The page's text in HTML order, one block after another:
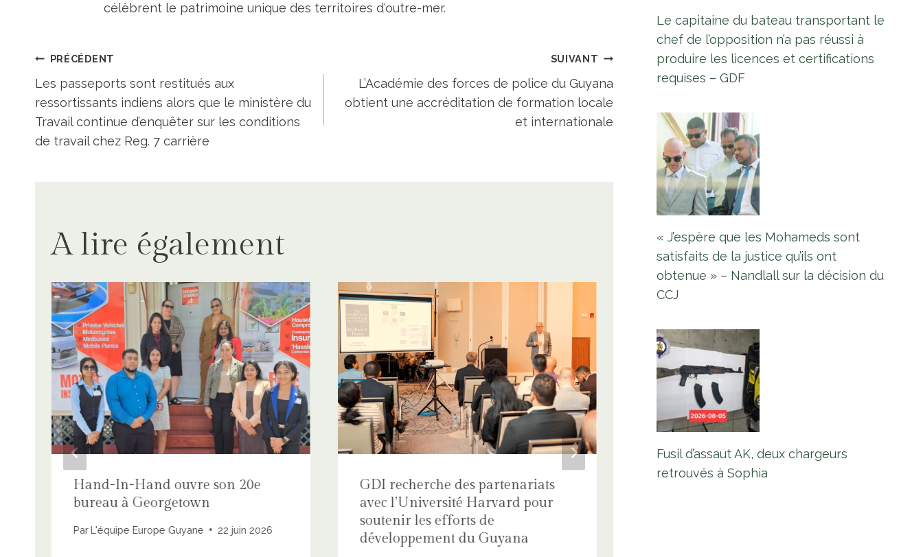
célèbrent le patrimoine unique des territoires d'outre-mer.
Navigation
de
l’article
PRÉCÉDENT
Les passeports sont restitués aux
ressortissants indiens alors que le ministère du
Travail continue d’enquêter sur les conditions
de travail chez Reg. 7 carrière
SUIVANT
L’Académie des forces de police du Guyana
obtient une accréditation de formation locale
et internationale
A lire également
Hand-In-Hand ouvre son 20e
bureau à Georgetown
ParL'équipe Europe Guyane 22 juin 2026
GDI recherche des partenariats
avec l’Université Harvard pour
soutenir les efforts de
développement du Guyana
Plus de 409 millions de dollars de
Le capitaine du bateau transportant le
chef de l’opposition n’a pas réussi à
produire les licences et certifications
requises – GDF
« J’espère que les Mohameds sont
satisfaits de la justice qu’ils ont
obtenue » – Nandlall sur la décision du
CCJ
Fusil d’assaut AK, deux chargeurs
retrouvés à Sophia